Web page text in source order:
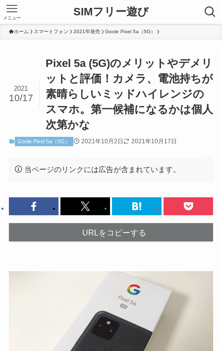
SIMフリー遊び
メニュー
ホーム スマートフォン 2021年発売 Goole Pixel 5a（5G）
Pixel 5a (5G)のメリットやデメリ
ットと評価！カメラ、電池持ちが
素晴らしいミッドハイレンジの
スマホ。第一候補になるかは個人
次第かな
2021
10/17
Goole Pixel 5a（5G） 2021年10月2日 2021年10月17日
当ページのリンクには広告が含まれています。
URLをコピーする